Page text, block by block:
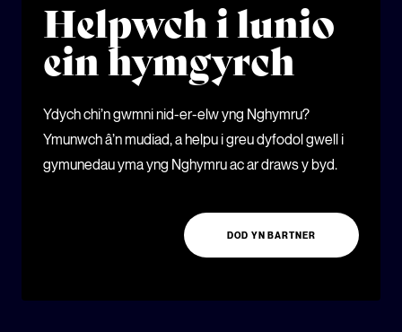
Helpwch i lunio
ein hymgyrch
Ydych chi’n gwmni nid-er-elw yng Nghymru?
Ymunwch â’n mudiad, a helpu i greu dyfodol gwell i
gymunedau yma yng Nghymru ac ar draws y byd.
DOD YN BARTNER